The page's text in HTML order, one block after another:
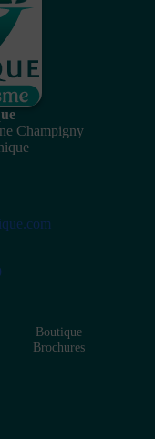
Champigny
Boutique
Brochures